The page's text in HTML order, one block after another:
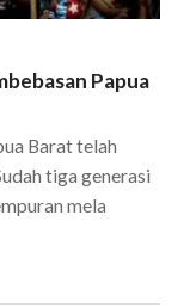
Papua
Barat telah
tiga generasi
mela